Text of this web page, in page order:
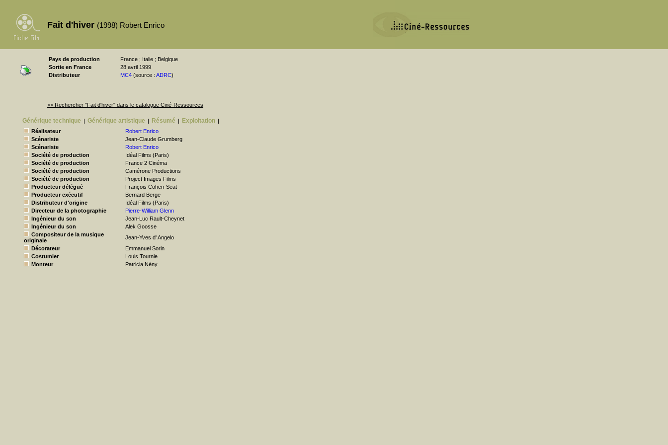
Fait d'hiver (1998) Robert Enrico
Pays de production
France ; Italie ; Belgique
Sortie en France
28 avril 1999
Distributeur
MC4 (source : ADRC)
>> Rechercher "Fait d'hiver" dans le catalogue Ciné-Ressources
Générique technique | Générique artistique | Résumé | Exploitation |
Réalisateur
Robert Enrico
Scénariste
Jean-Claude Grumberg
Scénariste
Robert Enrico
Société de production
Idéal Films (Paris)
Société de production
France 2 Cinéma
Société de production
Camérone Productions
Société de production
Project Images Films
Producteur délégué
François Cohen-Seat
Producteur exécutif
Bernard Berge
Distributeur d'origine
Idéal Films (Paris)
Directeur de la photographie
Pierre-William Glenn
Ingénieur du son
Jean-Luc Rault-Cheynet
Ingénieur du son
Alek Goosse
Compositeur de la musique
originale
Jean-Yves d' Angelo
Décorateur
Emmanuel Sorin
Costumier
Louis Tournie
Monteur
Patricia Nény